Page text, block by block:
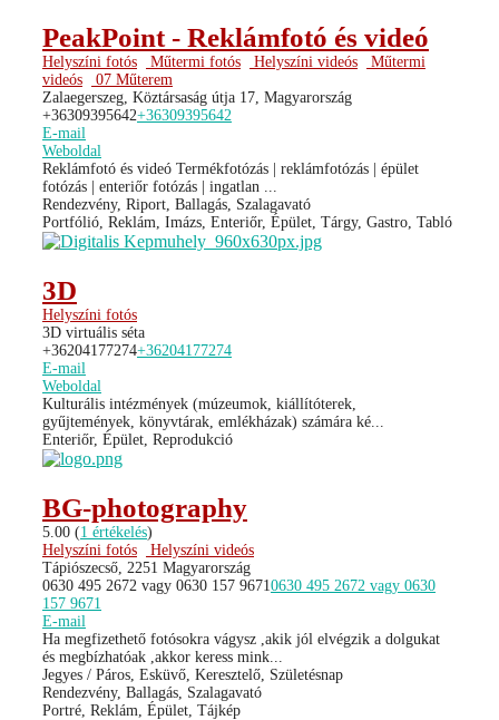
PeakPoint - Reklámfotó és videó
Helyszíni fotós Műtermi fotós Helyszíni videós
Műtermi
videós
07 Műterem
Zalaegerszeg, Köztársaság útja 17, Magyarország
+36309395642+36309395642
E-mail
Weboldal
Reklámfotó és videó Termékfotózás | reklámfotózás | épület
fotózás | enteriőr fotózás | ingatlan ...
Rendezvény, Riport, Ballagás, Szalagavató
Portfólió, Reklám, Imázs, Enteriőr, Épület, Tárgy, Gastro, Tabló
3D
Helyszíni fotós
3D virtuális séta
+36204177274+36204177274
E-mail
Weboldal
Kulturális intézmények (múzeumok, kiállítóterek,
gyűjtemények, könyvtárak, emlékházak) számára ké...
Enteriőr, Épület, Reprodukció
BG-photography
5.00 (1 értékelés)
Helyszíni fotós
Helyszíni videós
Tápiószecső, 2251 Magyarország
0630 495 2672 vagy 0630 157 9671 0630 495 2672 vagy 0630
157 9671
E-mail
Ha megfizethető fotósokra vágysz ,akik jól elvégzik a dolgukat
és megbízhatóak ,akkor keress mink...
Jegyes / Páros, Esküvő, Keresztelő, Születésnap
Rendezvény, Ballagás, Szalagavató
Portré, Reklám, Épület, Tájkép